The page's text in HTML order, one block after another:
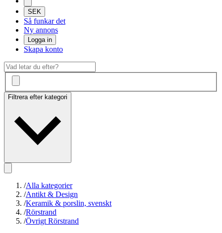
SEK
Så funkar det
Ny annons
Logga in
Skapa konto
Filtrera efter kategori
/Alla kategorier
/Antikt & Design
/Keramik & porslin, svenskt
/Rörstrand
/Övrigt Rörstrand